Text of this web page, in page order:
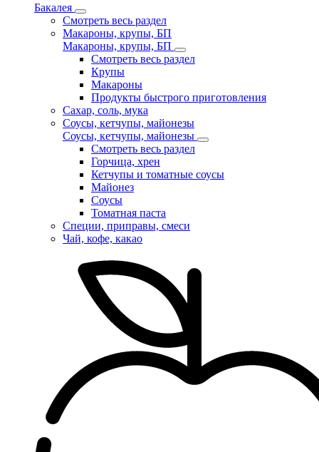
Бакалея
Смотреть весь раздел
Макароны, крупы, БП
Макароны, крупы, БП
Смотреть весь раздел
Крупы
Макароны
Продукты быстрого приготовления
Сахар, соль, мука
Соусы, кетчупы, майонезы
Соусы, кетчупы, майонезы
Смотреть весь раздел
Горчица, хрен
Кетчупы и томатные соусы
Майонез
Соусы
Томатная паста
Специи, приправы, смеси
Чай, кофе, какао